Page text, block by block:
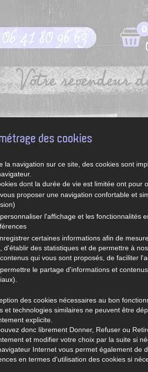
06 41 80 96 63
0
Votre revendeur
des cookies
la navigation sur ce site, des cookies sont
dont la durée de vie est limitée ont pour
proposer une navigation confortable et
l'affichage et les fonctionnalités
certaines informations afin de
d'établir des statistiques et de permettre à
qui vous sont proposés, de faciliter
le partage d'informations et
des cookies nécessaires au bon
et technologies similaires ne peuvent être
explicite.
donc librement Donner, Refuser ou
et modifier votre choix par la suite si
Internet vous permet également de
en termes d'utilisation des cookies si